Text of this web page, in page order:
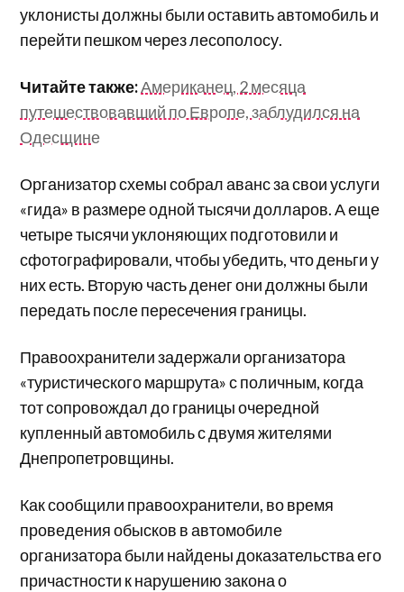
уклонисты должны были оставить автомобиль и
перейти пешком через лесополосу.
Читайте также:Американец, 2 месяца
путешествовавший по Европе, заблудился на
Одесщине
Организатор схемы собрал аванс за свои услуги
«гида» в размере одной тысячи долларов. А еще
четыре тысячи уклоняющих подготовили и
сфотографировали, чтобы убедить, что деньги у
них есть. Вторую часть денег они должны были
передать после пересечения границы.
Правоохранители задержали организатора
«туристического маршрута» с поличным, когда
тот сопровождал до границы очередной
купленный автомобиль с двумя жителями
Днепропетровщины.
Как сообщили правоохранители, во время
проведения обысков в автомобиле
организатора были найдены доказательства его
причастности к нарушению закона о